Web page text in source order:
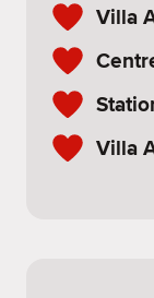
Villa
Villa